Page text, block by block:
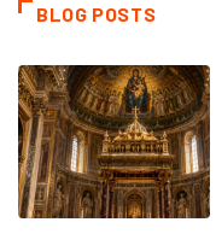
BLOG POSTS